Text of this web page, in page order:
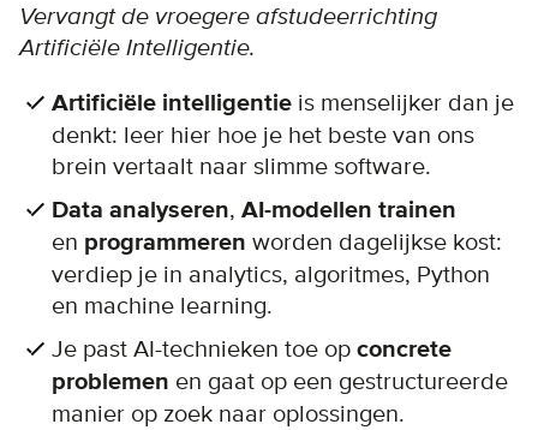
Vervangt de vroegere afstudeerrichting
Artificiële Intelligentie.
Artificiële intelligentie is menselijker dan je
denkt: leer hier hoe je het beste van ons
brein vertaalt naar slimme software.
Data analyseren, AI-modellen trainen
en programmeren worden dagelijkse kost:
verdiep je in analytics, algoritmes, Python
en machine learning.
Je past AI-technieken toe op concrete
problemen en gaat op een gestructureerde
manier op zoek naar oplossingen.